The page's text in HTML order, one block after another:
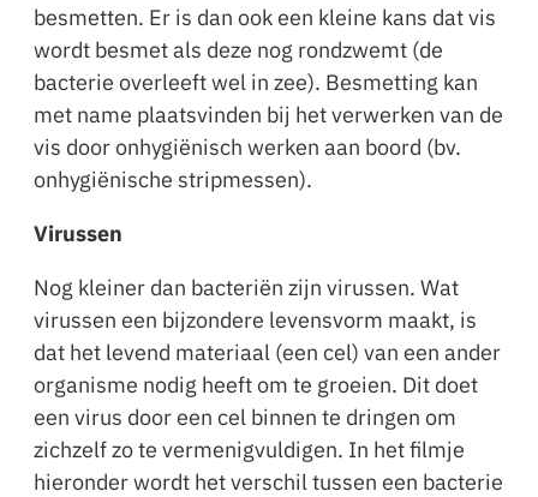
besmetten. Er is dan ook een kleine kans dat vis
wordt besmet als deze nog rondzwemt (de
bacterie overleeft wel in zee). Besmetting kan
met name plaatsvinden bij het verwerken van de
vis door onhygiënisch werken aan boord (bv.
onhygiënische stripmessen).
Virussen
Nog kleiner dan bacteriën zijn virussen. Wat
virussen een bijzondere levensvorm maakt, is
dat het levend materiaal (een cel) van een ander
organisme nodig heeft om te groeien. Dit doet
een virus door een cel binnen te dringen om
zichzelf zo te vermenigvuldigen. In het filmje
hieronder wordt het verschil tussen een bacterie